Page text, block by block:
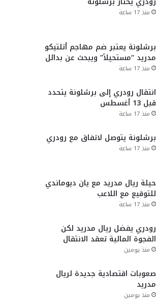
منذ 17 ساعة
برشلونة يعتبر ضم مهاجم أتلتيكو
مدريد “مستحيلاً” ويبحث عن بدائل
منذ 17 ساعة
انتقال رودري إلى برشلونة يتحدد
قبل 13 أغسطس
منذ 17 ساعة
برشلونة يتوصل لاتفاق مع رودري
منذ 17 ساعة
حيلة ريال مدريد مع يان ديوماندي
للتوقيع مع اللاعب
منذ 17 ساعة
رودري يفضل ريال مدريد لكن
الفجوة المالية تعقد الانتقال
منذ يومين
صعوبات اقتصادية جديدة لريال
مدريد
منذ يومين